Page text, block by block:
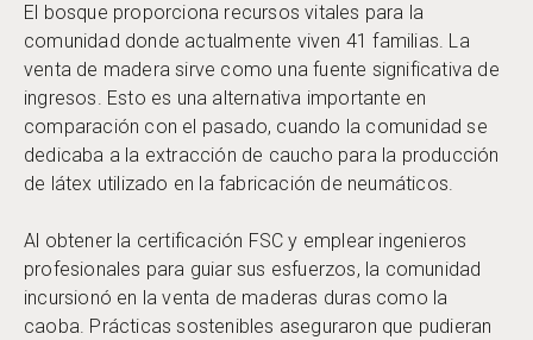
El bosque proporciona recursos vitales para la
comunidad donde actualmente viven 41 familias. La
venta de madera sirve como una fuente significativa de
ingresos. Esto es una alternativa importante en
comparación con el pasado, cuando la comunidad se
dedicaba a la extracción de caucho para la producción
de látex utilizado en la fabricación de neumáticos.
Al obtener la certificación FSC y emplear ingenieros
profesionales para guiar sus esfuerzos, la comunidad
incursionó en la venta de maderas duras como la
caoba. Prácticas sostenibles aseguraron que pudieran